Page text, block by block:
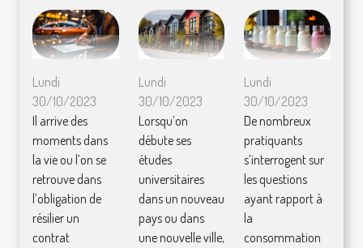
Lundi
30/10/2023
Il arrive des
moments dans
la vie ou l’on se
retrouve dans
l’obligation de
résilier un
contrat
Lundi
30/10/2023
Lorsqu’on
débute ses
études
universitaires
dans un nouveau
pays ou dans
une nouvelle ville,
Lundi
30/10/2023
De nombreux
pratiquants
s’interrogent sur
les questions
ayant rapport à
la
consommation